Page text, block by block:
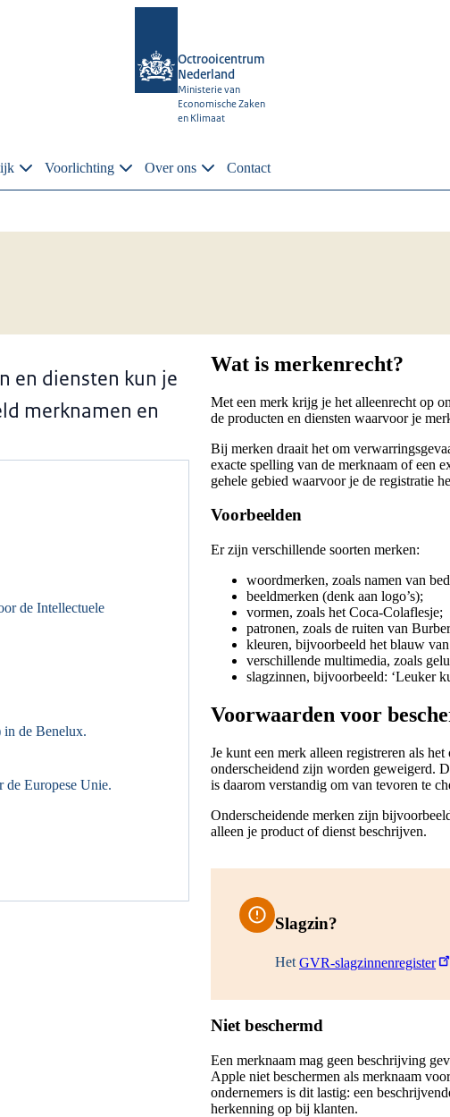
Octrooicentrum
Nederland
Ministerie van
Economische Zaken
en Klimaat
Voorlichting Over ons Contact
Wat is merkenrecht?
Met een merk krijg je het alleenrecht op
de producten en diensten waarvoor je
Bij merken draait het om
exacte spelling van de merknaam of een
gehele gebied waarvoor je de registratie
Voorbeelden
Er zijn verschillende soorten merken:
woordmerken, zoals namen van
beeldmerken (denk aan logo’s);
vormen, zoals het Coca-Colaflesje;
patronen, zoals de ruiten van
kleuren, bijvoorbeeld het blauw
verschillende multimedia, zoals
slagzinnen, bijvoorbeeld: ‘Leuker
Voorwaarden voor
Je kunt een merk alleen registreren als
onderscheidend zijn worden geweigerd.
is daarom verstandig om van tevoren te
Onderscheidende merken zijn
alleen je product of dienst beschrijven.
Slagzin?
HetGVR-slagzinnenregister
Niet beschermd
Een merknaam mag geen beschrijving
Apple niet beschermen als merknaam
ondernemers is dit lastig: een
herkenning op bij klanten.
en diensten kun je
merknamen en
de Intellectuele
in de Benelux.
de Europese Unie.